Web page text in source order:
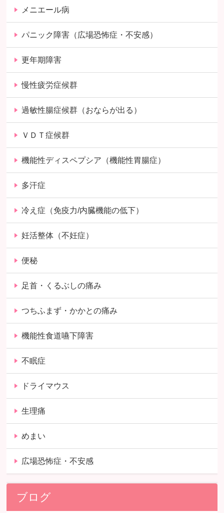
メニエール病
パニック障害（広場恐怖症・不安感）
更年期障害
慢性疲労症候群
過敏性腸症候群（おならが出る）
ＶＤＴ症候群
機能性ディスペプシア（機能性胃腸症）
多汗症
冷え症（免疫力/内臓機能の低下）
妊活整体（不妊症）
便秘
足首・くるぶしの痛み
つちふまず・かかとの痛み
機能性食道嚥下障害
不眠症
ドライマウス
生理痛
めまい
広場恐怖症・不安感
ブログ